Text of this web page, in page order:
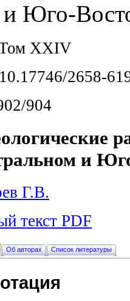
Юго-
XXIV
2658-
904
и
Г.В.
текст PDF
Об авторах Список литературы